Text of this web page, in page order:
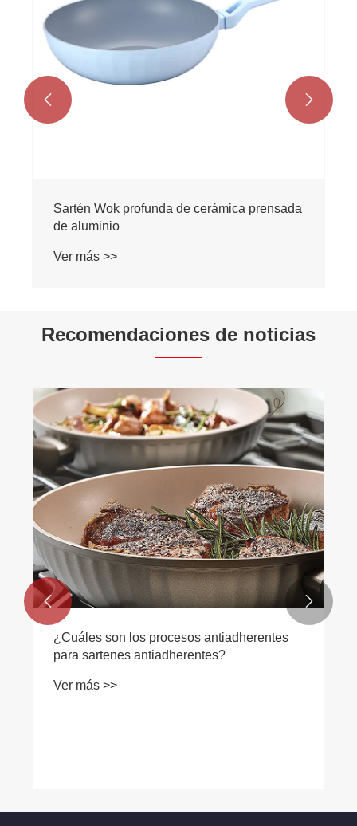
Sartén Wok profunda de cerámica prensada
de aluminio
Ver más >>
 
Recomendaciones de noticias
¿Cuáles son los procesos antiadherentes
para sartenes antiadherentes?
Ver más >>
 